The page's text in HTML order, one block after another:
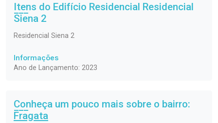
Itens do Edifício Residencial Residencial
Siena 2
Residencial Siena 2
Informações
Ano de Lançamento: 2023
Conheça um pouco mais sobre o bairro:
Fragata